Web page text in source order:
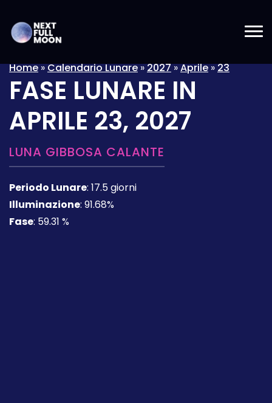
Home»Calendario Lunare»2027»Aprile»23
FASE LUNARE IN
APRILE 23, 2027
LUNA GIBBOSA CALANTE
Periodo Lunare: 17.5 giorni
Illuminazione: 91.68%
Fase: 59.31 %